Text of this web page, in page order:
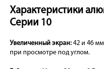
Характеристики
Серии 10
Увеличенный экран: 42 и 46
при просмотре под углом.